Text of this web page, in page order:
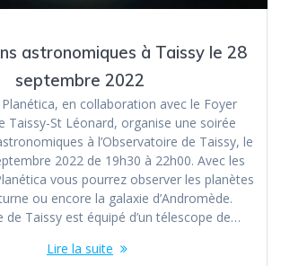
astronomiques à Taissy le 28
septembre 2022
Planética, en collaboration avec le Foyer
Taissy-St Léonard, organise une soirée
à l’Observatoire de Taissy, le
2022 de 19h30 à 22h00. Avec les
vous pourrez observer les planètes
ou encore la galaxie d’Andromède.
de Taissy est équipé d’un télescope de…
Lire la suite